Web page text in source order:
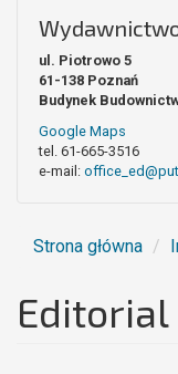
ul. Piotrowo 5
61-138 Poznań
Budynek
Google Maps
tel. 61-665-3516
e-mail:
Strona główna